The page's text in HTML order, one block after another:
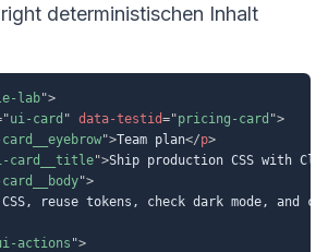
deterministischen Inhalt
lab">
"ui-card " data-testid="pricing-card ">
">Team plan</p>
card__title">Ship production CSS with
">
reuse tokens, check dark mode, and
actions ">